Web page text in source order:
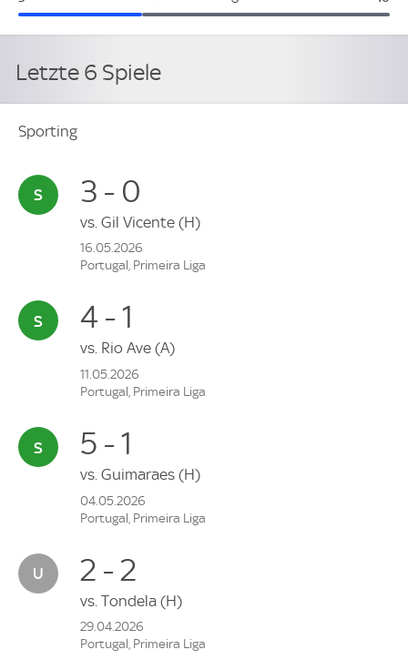
Letzte 6 Spiele
Sporting
3 - 0
vs. Gil Vicente (H)
16.05.2026
Portugal, Primeira Liga
4 - 1
vs. Rio Ave (A)
11.05.2026
Portugal, Primeira Liga
5 - 1
vs. Guimaraes (H)
04.05.2026
Portugal, Primeira Liga
2 - 2
vs. Tondela (H)
29.04.2026
Portugal, Primeira Liga